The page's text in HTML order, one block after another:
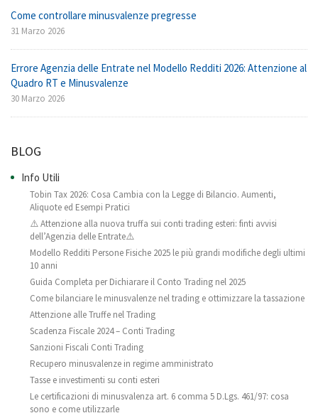
Come controllare minusvalenze pregresse
31 Marzo 2026
Errore Agenzia delle Entrate nel Modello Redditi 2026: Attenzione al
Quadro RT e Minusvalenze
30 Marzo 2026
BLOG
Info Utili
Tobin Tax 2026: Cosa Cambia con la Legge di Bilancio. Aumenti,
Aliquote ed Esempi Pratici
⚠️ Attenzione alla nuova truffa sui conti trading esteri: finti avvisi
dell’Agenzia delle Entrate⚠️
Modello Redditi Persone Fisiche 2025 le più grandi modifiche degli ultimi
10 anni
Guida Completa per Dichiarare il Conto Trading nel 2025
Come bilanciare le minusvalenze nel trading e ottimizzare la tassazione
Attenzione alle Truffe nel Trading
Scadenza Fiscale 2024 – Conti Trading
Sanzioni Fiscali Conti Trading
Recupero minusvalenze in regime amministrato
Tasse e investimenti su conti esteri
Le certificazioni di minusvalenza art. 6 comma 5 D.Lgs. 461/97: cosa
sono e come utilizzarle